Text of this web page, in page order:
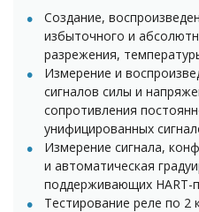
Создание,
избыточного и
разрежения,
Измерение и
сигналов силы и
сопротивления
унифицированных
Измерение сигнала,
и автоматическая
поддерживающих HART-
Тестирование реле по 2